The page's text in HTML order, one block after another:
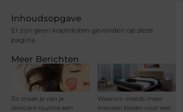
Inhoudsopgave
Er zijn geen kopteksten gevonden op deze
pagina.
Meer Berichten
Zo maak je van je
skincare routine een
Waarom steeds meer
mensen kiezen voor een